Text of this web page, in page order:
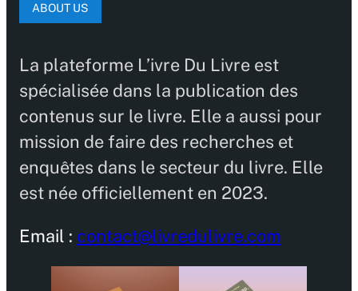
ABOUT US
La plateforme L’ivre Du Livre est
spécialisée dans la publication des
contenus sur le livre. Elle a aussi pour
mission de faire des recherches et
enquêtes dans le secteur du livre. Elle
est née officiellement en 2023.
Email : contact@livredulivre.com